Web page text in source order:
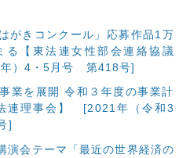
がきコンクール」応募作品1万
【東法連女性部会連絡協議
）4・5月号 第418号]
業を展開 令和３年度の事業計
連理事会】
[2021年（令和3
]
演会テーマ「最近の世界経済の